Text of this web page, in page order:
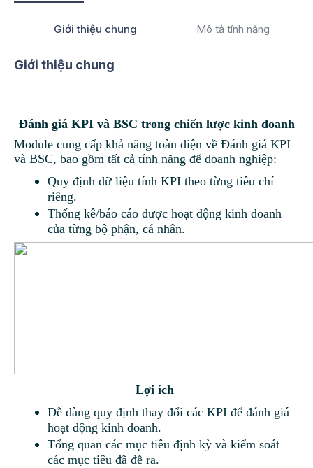
Giới thiệu chung Mô tả tính năng
Giới thiệu chung
Đánh giá KPI và BSC trong chiến lược kinh doanh
Module cung cấp khả năng toàn diện về Đánh giá KPI
và BSC, bao gồm tất cả tính năng để doanh nghiệp:
Quy định dữ liệu tính KPI theo từng tiêu chí
riêng.
Thống kê/báo cáo được hoạt động kinh doanh
của từng bộ phận, cá nhân.
Lợi ích
Dễ dàng quy định thay đổi các KPI để đánh giá
hoạt động kinh doanh.
Tổng quan các mục tiêu định kỳ và kiểm soát
các mục tiêu đã đề ra.